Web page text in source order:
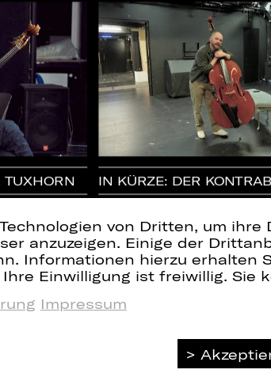
TUXHORN IN KÜRZE: DER
von Dritten, um
anzuzeigen. Einige der
Informationen hierzu erhalten
Einwilligung ist freiwillig. Sie
Impressum